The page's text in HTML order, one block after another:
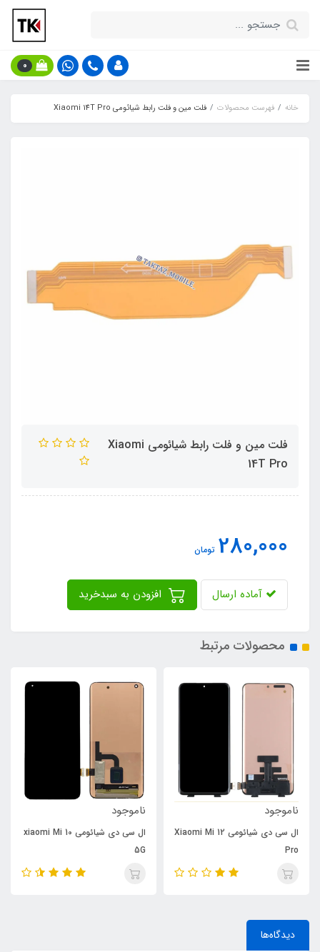
0
خانه فهرست محصولات فلت مین و فلت رابط شیائومی Xiaomi 14T Pro
فلت مین و فلت رابط شیائومی Xiaomi
14T Pro
280,000 تومان
آماده ارسال
محصولات مرتبط
ناموجود
ال سی دی شیائومی Xiaomi Mi 12
Pro
ناموجود
ال سی دی شیائومی xiaomi Mi 10
5G
دیدگاه‌ها